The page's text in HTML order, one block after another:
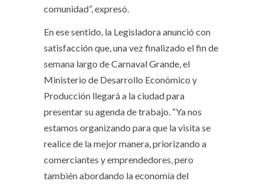
comunidad”, expresó.
En ese sentido, la Legisladora anunció con
satisfacción que, una vez finalizado el fin de
semana largo de Carnaval Grande, el
Ministerio de Desarrollo Económico y
Producción llegará a la ciudad para
presentar su agenda de trabajo. “Ya nos
estamos organizando para que la visita se
realice de la mejor manera, priorizando a
comerciantes y emprendedores, pero
también abordando la economía del